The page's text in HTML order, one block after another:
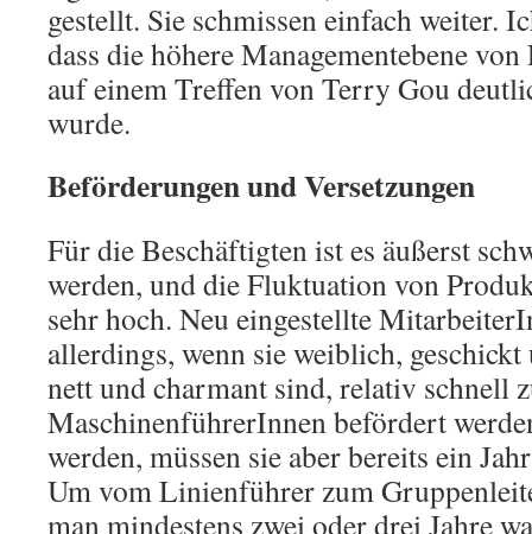
gestellt. Sie schmissen einfach weiter.
dass die höhere Managementebene
auf einem Treffen von Terry Gou
wurde.
Beförderungen und Versetzungen
Für die Beschäftigten ist es äußerst
werden, und die Fluktuation von
sehr hoch. Neu eingestellte
allerdings, wenn sie weiblich,
nett und charmant sind, relativ schnell
MaschinenführerInnen befördert
werden, müssen sie aber bereits ein
Um vom Linienführer zum
man mindestens zwei oder drei Jahre